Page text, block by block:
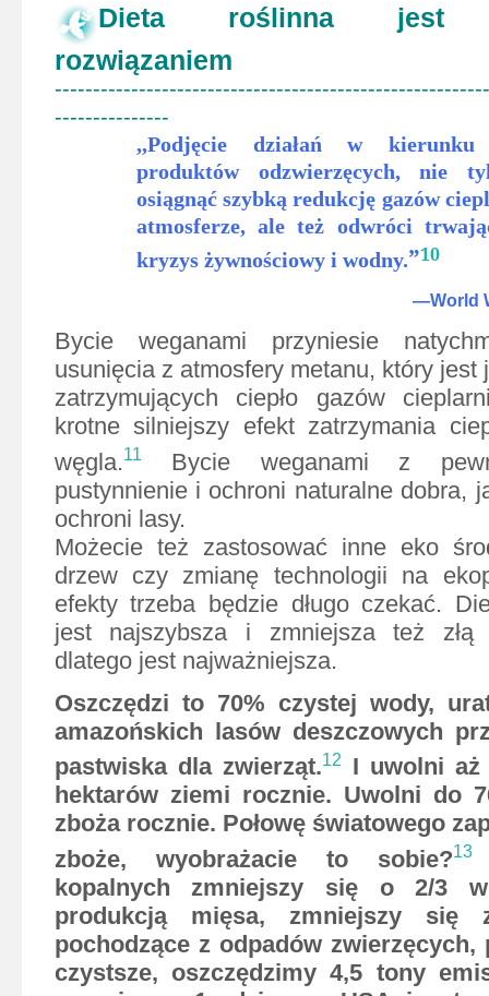
Dieta roślinna jest
rozwiązaniem
---------------
,,Podjęcie działań w kierunku
produktów odzwierzęcych, nie
osiągnąć szybką redukcję gazów
atmosferze, ale też odwróci
kryzys żywnościowy i wodny.”10
—World
Bycie weganami przyniesie
usunięcia z atmosfery metanu, który jest
zatrzymujących ciepło gazów
krotne silniejszy efekt zatrzymania
węgla.11Bycie weganami z
pustynnienie i ochroni naturalne dobra,
ochroni lasy.
Możecie też zastosować inne eko
drzew czy zmianę technologii na
efekty trzeba będzie długo czekać.
jest najszybsza i zmniejsza też złą
dlatego jest najważniejsza.
Oszczędzi to 70% czystej wody,
amazońskich lasów deszczowych
pastwiska dla zwierząt.12
I uwolni aż
hektarów ziemi rocznie. Uwolni do
zboża rocznie. Połowę światowego
zboże, wyobrażacie to sobie?13
kopalnych zmniejszy się o 2/3
produkcją mięsa, zmniejszy się
pochodzące z odpadów zwierzęcych,
czystsze, oszczędzimy 4,5 tony